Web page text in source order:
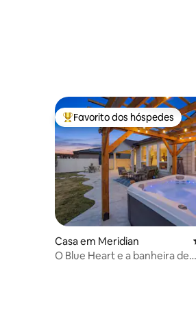
Favoritos dos hóspedes
Favorito dos hóspedes
Casa em Meridian
O Blue Heart e a banheira de